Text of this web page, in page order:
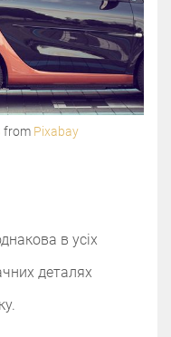
from Pixabay
в усіх
деталях